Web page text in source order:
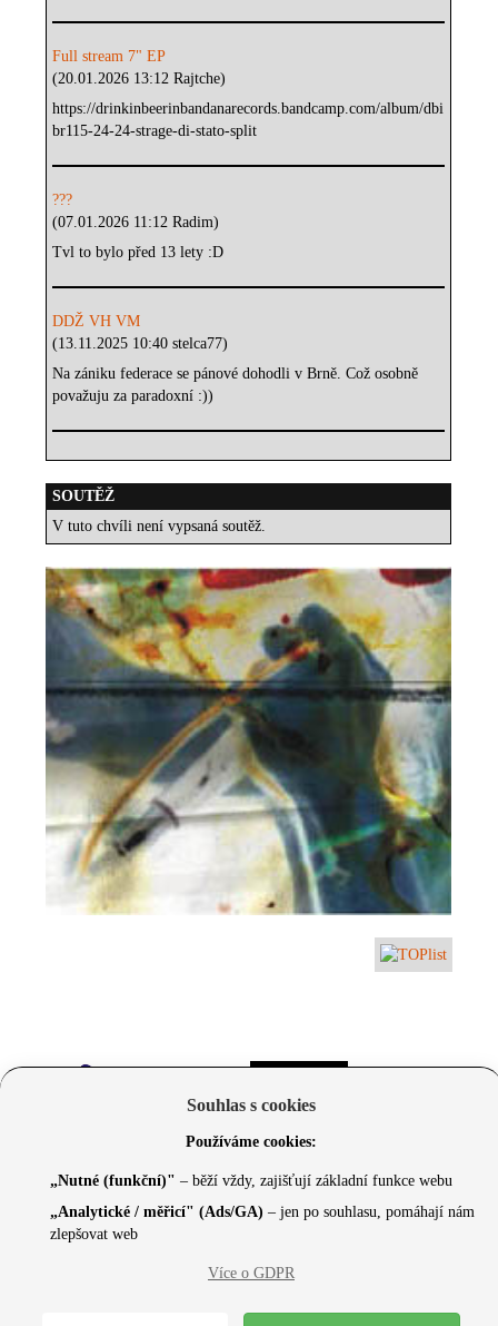
Full stream 7" EP
(20.01.2026 13:12 Rajtche)
https://drinkinbeerinbandanarecords.bandcamp.com/album/dbi
br115-24-24-strage-di-stato-split
???
(07.01.2026 11:12 Radim)
Tvl to bylo před 13 lety :D
DDŽ VH VM
(13.11.2025 10:40 stelca77)
Na zániku federace se pánové dohodli v Brně. Což osobně
považuju za paradoxní :))
SOUTĚŽ
V tuto chvíli není vypsaná soutěž.
© 2026 Czechcore.cz | Scripted by Sonic (
Souhlas s cookies
Používáme cookies:
„Nutné (funkční)" – běží vždy, zajišťují základní funkce webu
„Analytické / měřicí" (Ads/GA) – jen po souhlasu, pomáhají nám
zlepšovat web
Více o GDPR